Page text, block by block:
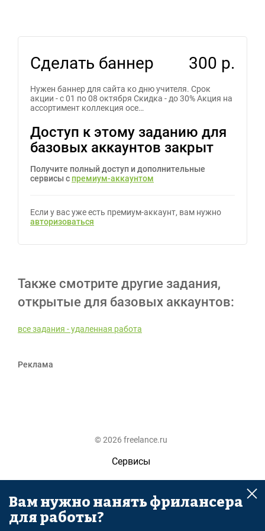
Сделать баннер 300 р.
Нужен баннер для сайта ко дню учителя. Срок
акции - с 01 по 08 октября Скидка - до 30% Акция на
ассортимент коллекция осе…
Доступ к этому заданию для
базовых аккаунтов закрыт
Получите полный доступ и дополнительные
сервисы с премиум-аккаунтом
Если у вас уже есть премиум-аккаунт, вам нужно
авторизоваться
Также смотрите другие задания,
открытые для базовых аккаунтов:
все задания - удаленная работа
Реклама
© 2026 freelance.ru
Сервисы
Помощь
Поиск
Вам нужно нанять фрилансера
для работы?